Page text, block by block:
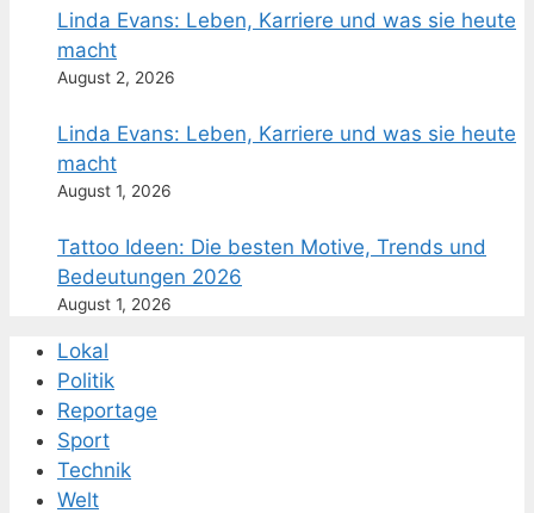
Linda Evans: Leben, Karriere und was sie heute
macht
August 2, 2026
Linda Evans: Leben, Karriere und was sie heute
macht
August 1, 2026
Tattoo Ideen: Die besten Motive, Trends und
Bedeutungen 2026
August 1, 2026
Lokal
Politik
Reportage
Sport
Technik
Welt